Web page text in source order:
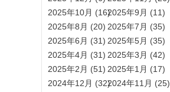
2025年10月 (16)2025年9月 (11)
2025年8月 (20) 2025年7月 (35)
2025年6月 (31) 2025年5月 (35)
2025年4月 (31) 2025年3月 (42)
2025年2月 (51) 2025年1月 (17)
2024年12月 (32)2024年11月 (25)